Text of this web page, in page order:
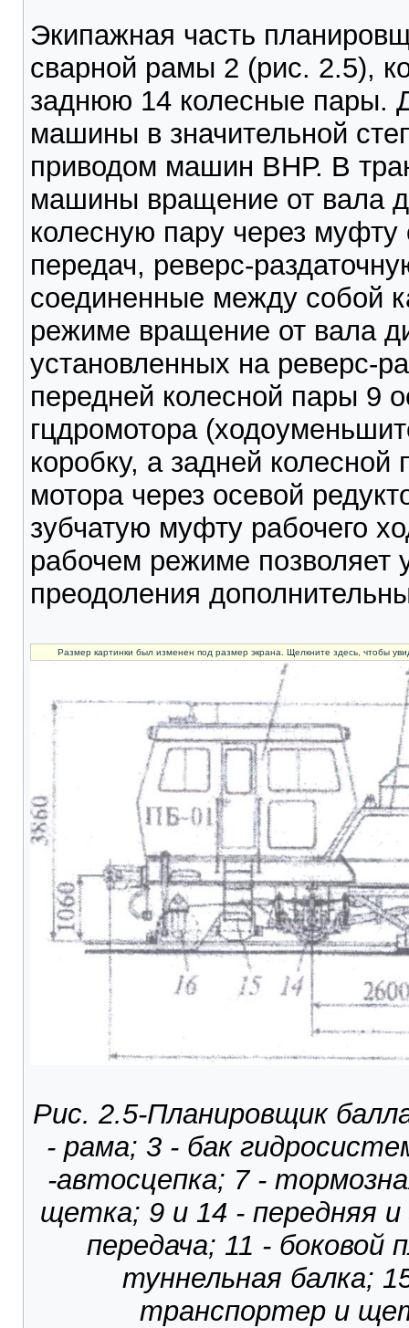
Экипажная часть
сварной рамы 2 (рис. 2.5),
заднюю 14 колесные пары.
машины в значительной
приводом машин ВНР. В
машины вращение от вала
колесную пару через
передач, реверс-
соединенные между собой
режиме вращение от вала
установленных на реверс-
передней колесной пары 9
гцдромотора
коробку, а задней колесной
мотора через осевой
зубчатую муфту рабочего
рабочем режиме
преодоления
Размер картинки был изменен под размер экрана. Щелкните здесь, чтобы
Рис. 2.5-Планировщик
- рама; 3 - бак
-автосцепка; 7 -
щетка; 9 и 14 - передняя и
передача; 11 - боковой
туннельная балка;
транспортер и